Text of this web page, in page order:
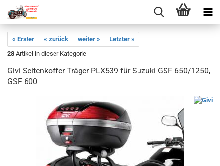
« Erster « zurück weiter »
Letzter »
28 Artikel in dieser Kategorie
Givi Seitenkoffer-Träger PLX539 für Suzuki GSF 650/1250,
GSF 600